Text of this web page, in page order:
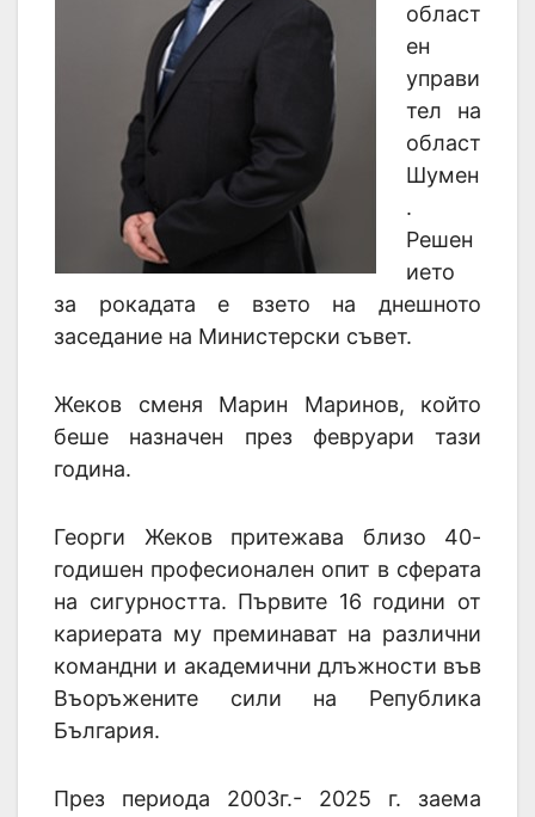
област
ен
управи
тел на
област
Шумен
.
Решен
ието
за рокадата е взето на днешното
заседание на Министерски съвет.
Жеков сменя Марин Маринов, който
беше назначен през февруари тази
година.
Георги Жеков притежава близо 40-
годишен професионален опит в сферата
на сигурността. Първите 16 години от
кариерата му преминават на различни
командни и академични длъжности във
Въоръжените сили на Република
България.
През периода 2003г.- 2025 г. заема